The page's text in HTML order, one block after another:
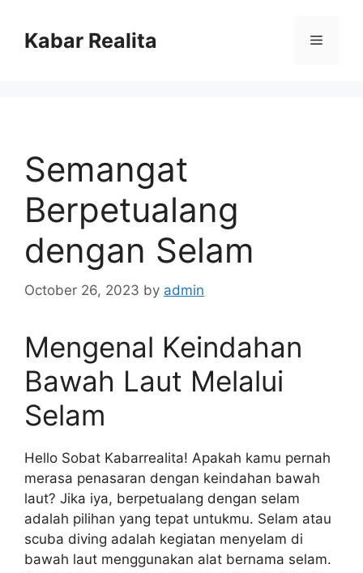
contentKabar Realita Menu
Semangat
Berpetualang
dengan Selam
October 26, 2023 by admin
Mengenal Keindahan
Bawah Laut Melalui
Selam
Hello Sobat Kabarrealita! Apakah kamu pernah
merasa penasaran dengan keindahan bawah
laut? Jika iya, berpetualang dengan selam
adalah pilihan yang tepat untukmu. Selam atau
scuba diving adalah kegiatan menyelam di
bawah laut menggunakan alat bernama selam.